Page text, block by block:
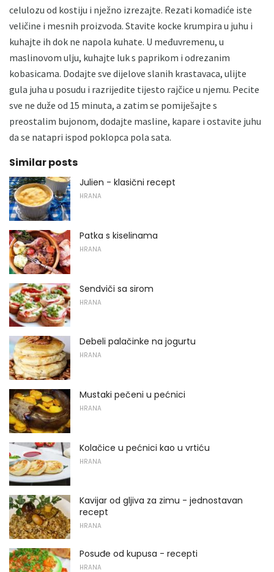
celulozu od kostiju i nježno izrezajte. Rezati komadiće iste
veličine i mesnih proizvoda. Stavite kocke krumpira u juhu i
kuhajte ih dok ne napola kuhate. U međuvremenu, u
maslinovom ulju, kuhajte luk s paprikom i odrezanim
kobasicama. Dodajte sve dijelove slanih krastavaca, ulijte
gula juha u posudu i razrijedite tijesto rajčice u njemu. Pecite
sve ne duže od 15 minuta, a zatim se pomiješajte s
preostalim bujonom, dodajte masline, kapare i ostavite juhu
da se natapri ispod poklopca pola sata.
Similar posts
Julien - klasični recept
HRANA
Patka s kiselinama
HRANA
Sendviči sa sirom
HRANA
Debeli palačinke na jogurtu
HRANA
Mustaki pečeni u pećnici
HRANA
Kolačice u pećnici kao u vrtiću
HRANA
Kavijar od gljiva za zimu - jednostavan
recept
HRANA
Posuđe od kupusa - recepti
HRANA